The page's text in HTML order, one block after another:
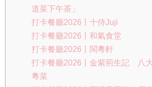
道菜下午茶」
打卡餐廳2026丨十侍Juji
打卡餐廳2026丨和氣食堂
打卡餐廳2026丨閩粵軒
打卡餐廳2026丨金紫荊生記 八
粵菜